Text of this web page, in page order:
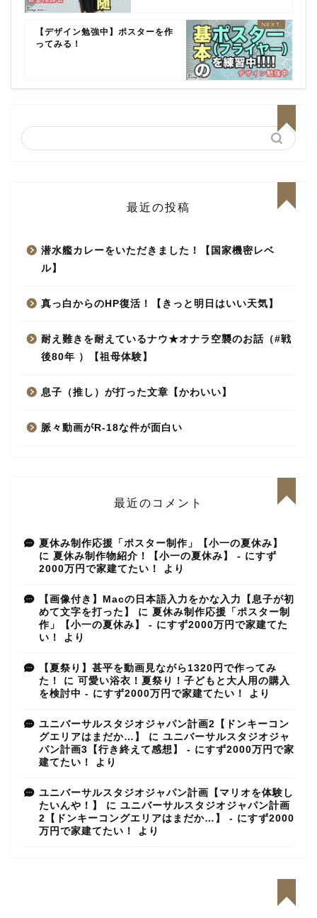
【デザイン勉強中】ポスターを作
ってみる！
最近の投稿
潜水艦カレーをいただきました！【国家機密レベ
ル】
真っ白からのHP復活！【きっと明日はいい天気】
耐え難きを耐えているナウ★オナラ空襲のお話（#戦
後80年 ）【祖母体験】
息子（推し）が打った文章【かわいい】
脈々動画がR-18な件が面白い
最近のコメント
夏休み制作応援「ポスター制作」【小一の夏休み】
に 夏休み制作物紹介！【小一の夏休み】 - にすず
2000万円で家建てたい！
より
【画像付き】Macの日本語入力をかな入力【息子が初
めて文字を打った】
に 夏休み制作応援「ポスター制
作」【小一の夏休み】 - にすず2000万円で家建てた
い！
より
【夏祭り】甚平を動画見ながら1320円で作ってみ
た！
に 可愛い浴衣！夏祭り！子どもと大人用の購入
を検討中 - にすず2000万円で家建てたい！
より
ユニバーサルスタジオジャパン計画2【ドンキーコン
グエリアはまだか…】
に ユニバーサルスタジオジャ
パン計画3【行き終えて感想】 - にすず2000万円で家
建てたい！
より
ユニバーサルスタジオジャパン計画【マリオを体験し
たいんや！】
に ユニバーサルスタジオジャパン計画
2【ドンキーコングエリアはまだか…】 - にすず2000
万円で家建てたい！
より